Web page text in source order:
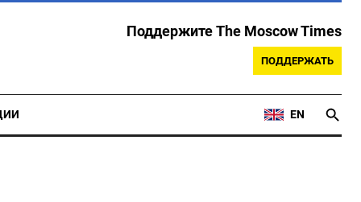
Поддержите The Moscow Times
ПОДДЕРЖАТЬ
EN